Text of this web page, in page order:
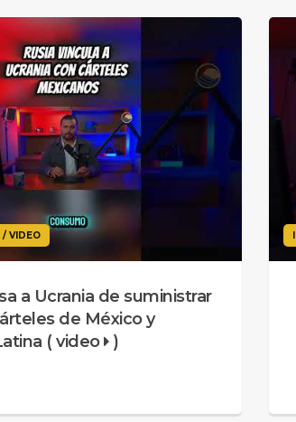
/ VIDEO
a Ucrania de suministrar
de México y
( video )